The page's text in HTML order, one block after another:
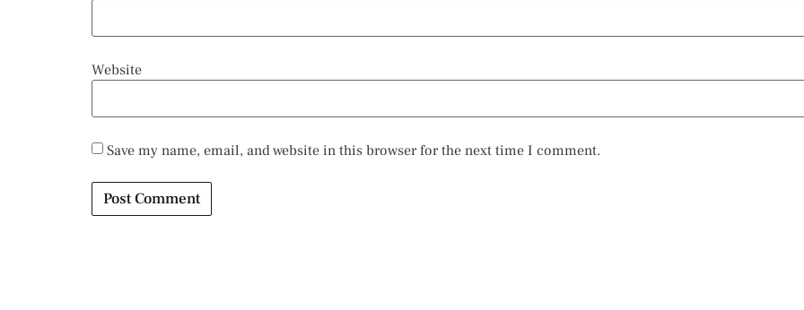
Website
Save my name, email, and website in this browser for the next time I comment.